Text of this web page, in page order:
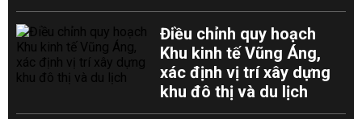
Điều chỉnh quy hoạch
Khu kinh tế Vũng Áng,
xác định vị trí xây dựng
khu đô thị và du lịch